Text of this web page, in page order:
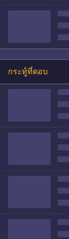
กระทู้ที่ตอบ